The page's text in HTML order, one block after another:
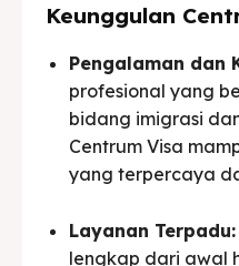
Keunggulan
Pengalaman dan
profesional yang
bidang imigrasi
Centrum Visa
yang terpercaya
Layanan Terpadu:
lengkap dari awal